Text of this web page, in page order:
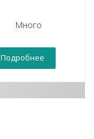
Много
Подробнее